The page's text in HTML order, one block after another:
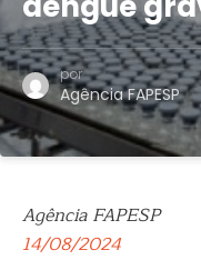
por
Agência FAPESP
Agência FAPESP
14/08/2024